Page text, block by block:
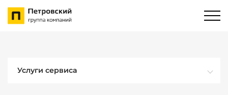
Услуги сервиса